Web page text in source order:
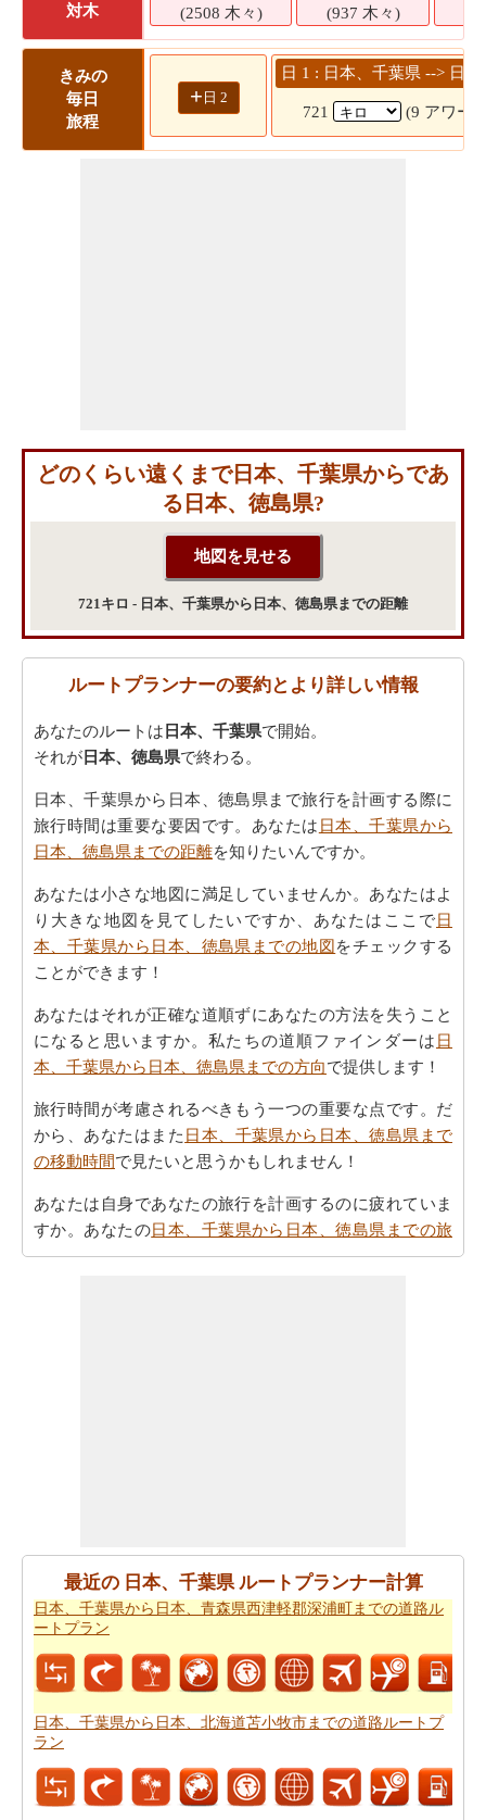
対木
(2508 木々)
(937 木々)
きみの
毎日
旅程
+ 日 2
日 1 : 日本、千葉県 --> 日
721 (9 アワー
どのくらい遠くまで日本、千葉県からであ
る日本、徳島県?
721キロ - 日本、千葉県から日本、徳島県までの距離
ルートプランナーの要約とより詳しい情報
あなたのルートは 日本、千葉県で開始。
それが 日本、徳島県で終わる。
日本、千葉県から日本、徳島県まで旅行を計画する際に
旅行時間は重要な要因です。あなたは 日本、千葉県から
日本、徳島県までの距離を知りたいんですか。
あなたは小さな地図に満足していませんか。あなたはよ
り大きな地図を見てしたいですか、あなたはここで日
本、千葉県から日本、徳島県までの地図をチェックする
ことができます！
あなたはそれが正確な道順ずにあなたの方法を失うこと
になると思いますか。私たちの道順ファインダーは 日
本、千葉県から日本、徳島県までの方向で提供します！
旅行時間が考慮されるべきもう一つの重要な点です。だ
から、あなたはまた 日本、千葉県から日本、徳島県まで
の移動時間で見たいと思うかもしれません！
あなたは自身であなたの旅行を計画するのに疲れていま
すか。あなたの日本、千葉県から日本、徳島県までの旅
行を計画しますスマートルートプランナーを取得するこ
島県までの飛行時間を知っている必要があります。
あなたのルートを得ることが計画された後、あなたの旅
ることが重要です。あなたはこの旅費計算機を使用して
日本、千葉県から日本、徳島県までの旅行の費用を得る
ことができます。
最近の 日本、千葉県 ルートプランナー計算
日本、千葉県から日本、青森県西津軽郡深浦町までの道路ル
ートプラン
日本、千葉県から日本、北海道苫小牧市までの道路ルートプ
ラン